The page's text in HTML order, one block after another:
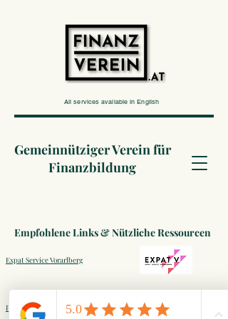
All services available in English
Gemeinnütziger Verein für
Finanzbildung
Empfohlene Links & Nützliche Ressourcen
Expat Service Vorarlberg
Pfiffikus - Weiterbildung Vorarlberg